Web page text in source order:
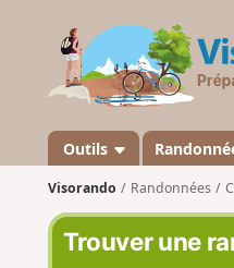
Outils
Visorando Randonnées
Trouver une